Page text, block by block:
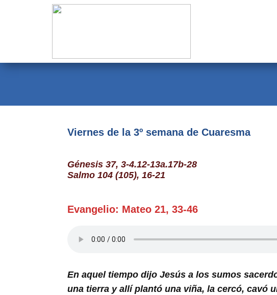
Calendario
Novena
Pastoral Vocacional
Viernes de la 3º semana de Cuaresma
Génesis 37, 3-4.12-13a.17b-28
Salmo 104 (105), 16-21
Evangelio: Mateo 21, 33-46
En aquel tiempo dijo Jesús a los sumos
una tierra y allí plantó una viña, la cercó, cavó